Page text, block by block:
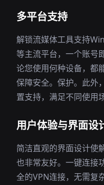
多平台支持
解锁流媒体工具支持
等主流平台，一个账号
论您使用何种设备，都
保障安全。保护。此外
置支持，满足不同使用
用户体验与界面设
简洁直观的界面设计使
也非常友好。一键连接
全的VPN连接，无需复